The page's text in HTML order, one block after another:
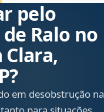
pelo
Ralo no
Clara,
em desobstrução na